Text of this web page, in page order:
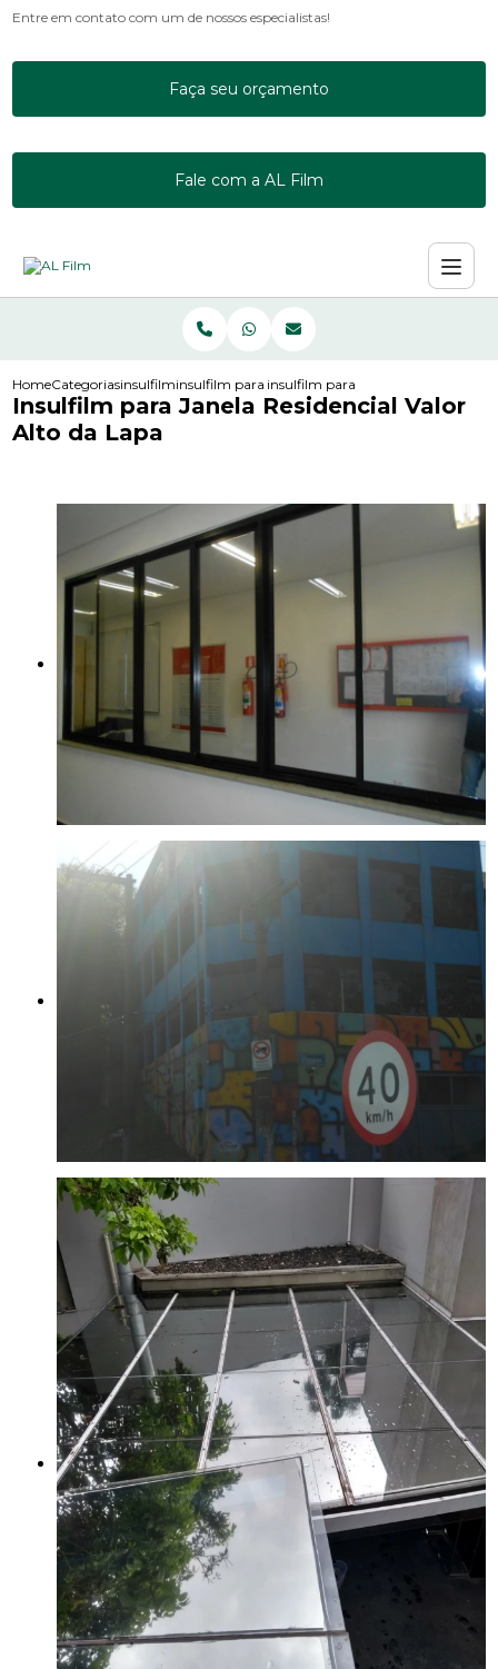
Entre em contato com um de nossos especialistas!
Faça seu orçamento
Fale com a AL Film
HomeCategoriasinsulfilminsulfilm para janela de apartamento
insulfilm para janela residencial
Insulfilm para Janela Residencial Valor
Alto da Lapa